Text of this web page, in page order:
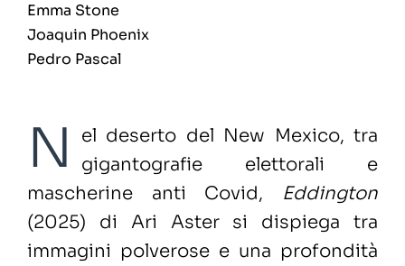
Emma Stone
Joaquin Phoenix
Pedro Pascal
N
el deserto del New Mexico, tra
gigantografie elettorali e
mascherine anti Covid, Eddington
(2025) di Ari Aster si dispiega tra
immagini polverose e una profondità